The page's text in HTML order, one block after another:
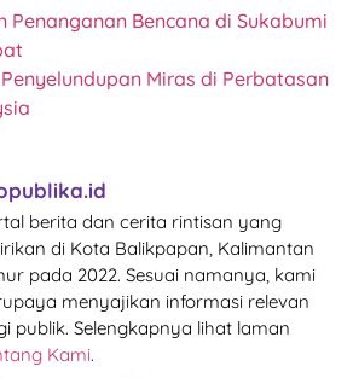
Penanganan Bencana di Sukabumi
Miras di Perbatasan
berita dan cerita rintisan yang
di Kota Balikpapan, Kalimantan
pada 2022. Sesuai namanya, kami
menyajikan informasi relevan
publik. Selengkapnya lihat laman
Kami.